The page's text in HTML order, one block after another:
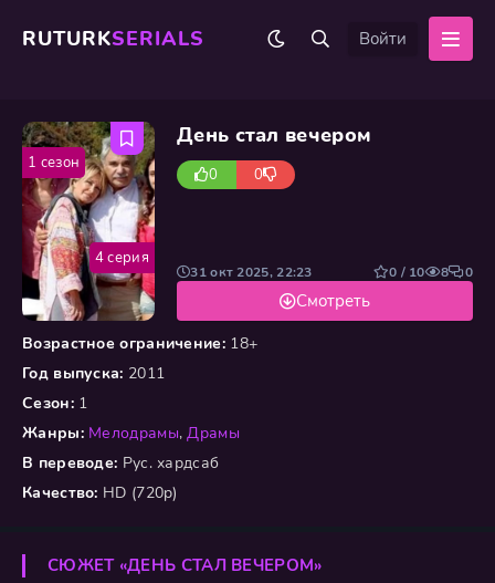
RUTURKSERIALS Войти
День стал вечером
0 0
Возрастное ограничение:18+
Год выпуска: 2011
Сезон:1
Жанры: Мелодрамы,Драмы
В переводе: Рус. хардсаб
Качество: HD (720p)
Смотреть
31 окт 2025, 22:23 0 / 10 8 0
4 серия
1 сезон
СЮЖЕТ «ДЕНЬ СТАЛ ВЕЧЕРОМ»